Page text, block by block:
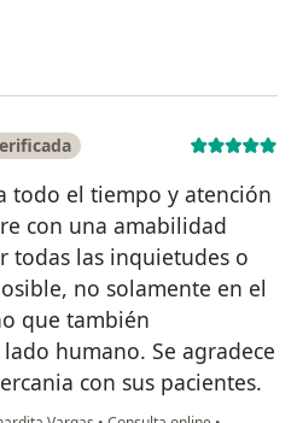
todo el tiempo y atención
con una amabilidad
todas las inquietudes o
no solamente en el
que también
humano. Se agradece
con sus pacientes.